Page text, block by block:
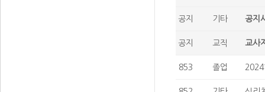
공지 기타 공지
공지 교직 교사
853 졸업 2024